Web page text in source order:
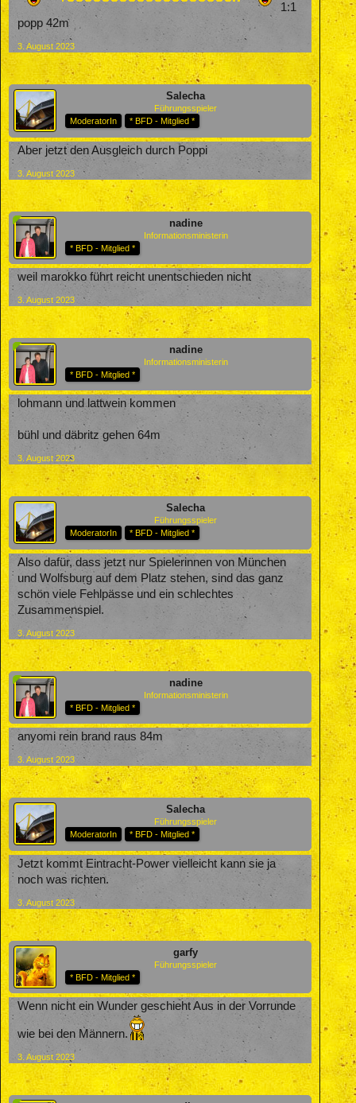
1:1
popp 42m
3. August 2023
Salecha
Führungsspieler
ModeratorIn
* BFD - Mitglied *
Aber jetzt den Ausgleich durch Poppi
3. August 2023
nadine
Informationsministerin
* BFD - Mitglied *
weil marokko führt reicht unentschieden nicht
3. August 2023
nadine
Informationsministerin
* BFD - Mitglied *
lohmann und lattwein kommen
bühl und däbritz gehen 64m
3. August 2023
Salecha
Führungsspieler
ModeratorIn
* BFD - Mitglied *
Also dafür, dass jetzt nur Spielerinnen von München
und Wolfsburg auf dem Platz stehen, sind das ganz
schön viele Fehlpässe und ein schlechtes
Zusammenspiel.
3. August 2023
nadine
Informationsministerin
* BFD - Mitglied *
anyomi rein brand raus 84m
3. August 2023
Salecha
Führungsspieler
ModeratorIn
* BFD - Mitglied *
Jetzt kommt Eintracht-Power vielleicht kann sie ja
noch was richten.
3. August 2023
garfy
Führungsspieler
* BFD - Mitglied *
Wenn nicht ein Wunder geschieht Aus in der Vorrunde
wie bei den Männern.
3. August 2023